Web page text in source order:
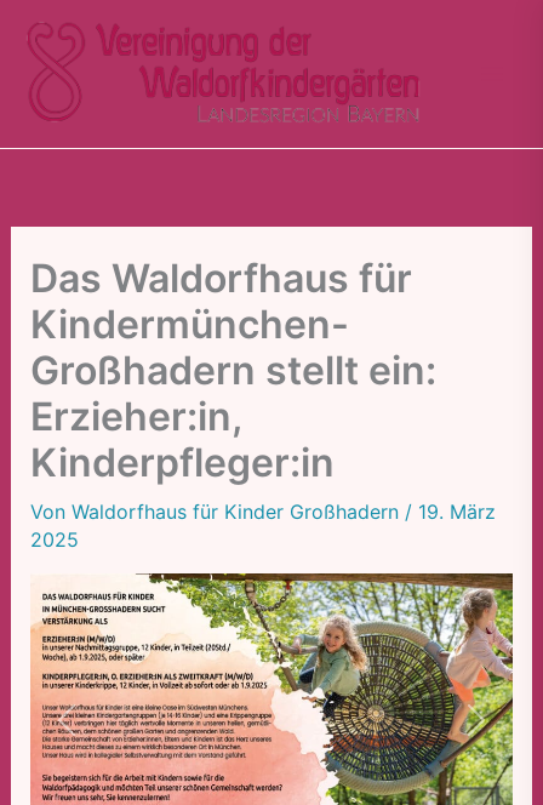
Inhalt
springen
Das Waldorfhaus für
Kindermünchen-
Großhadern stellt ein:
Erzieher:in,
Kinderpfleger:in
Von Waldorfhaus für Kinder Großhadern / 19. März
2025
Vorheriges